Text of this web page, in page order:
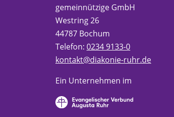
gemeinnützige GmbH
Westring 26
44787 Bochum
Telefon: 0234 9133-0
kontakt@diakonie-ruhr.de
Ein Unternehmen im